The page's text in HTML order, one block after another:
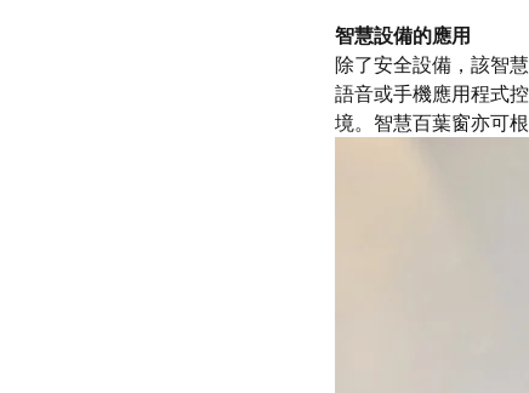
智慧設備的應用
除了安全設備，該智
語音或手機應用程式
境。智慧百葉窗亦可